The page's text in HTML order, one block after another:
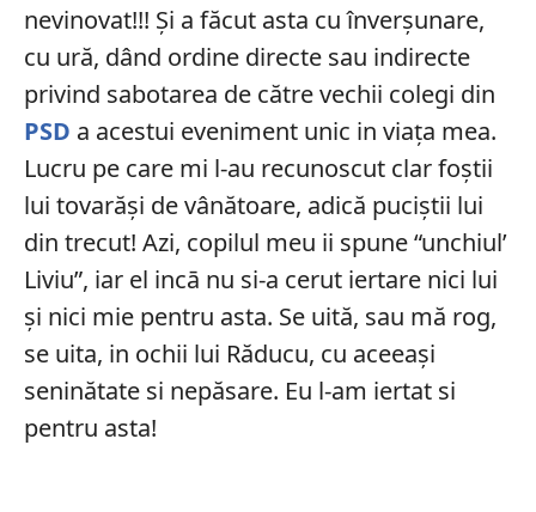
nevinovat!!! Și a făcut asta cu înverșunare,
cu ură, dând ordine directe sau indirecte
privind sabotarea de către vechii colegi din
PSD a acestui eveniment unic in viața mea.
Lucru pe care mi l-au recunoscut clar foștii
lui tovarăși de vânătoare, adică puciștii lui
din trecut! Azi, copilul meu ii spune “unchiul’
Liviu”, iar el incā nu si-a cerut iertare nici lui
și nici mie pentru asta. Se uită, sau mă rog,
se uita, in ochii lui Răducu, cu aceeași
seninătate si nepăsare. Eu l-am iertat si
pentru asta!